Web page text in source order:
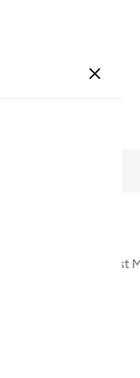
transliteration.
Most